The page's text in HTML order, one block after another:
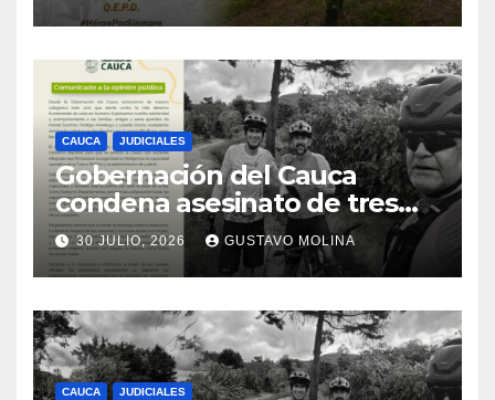
CAUCA JUDICIALES
Gobernación del Cauca
condena asesinato de tres
ciudadanos y exige medidas
urgentes al Gobierno
Nacional
30 JULIO, 2026 GUSTAVO MOLINA
CAUCA JUDICIALES